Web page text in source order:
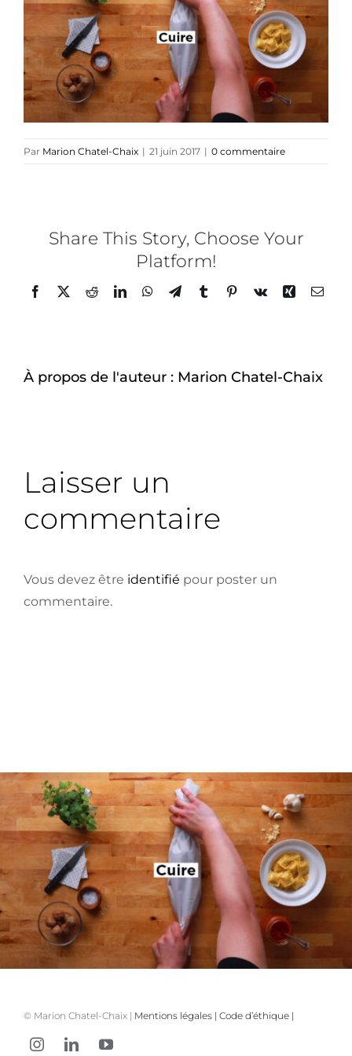
Collaborations
Direction créative
Références
Par Marion Chatel-Chaix | 21 juin 2017 | 0 commentaire
Share This Story, Choose Your
Platform!
Facebook
TwitterRedditLinkedInWhatsApp
TelegramTumblrPinterest
Vk Xing Email
À propos de l'auteur : Marion Chatel-Chaix
Laisser un
commentaire
Vous devez être identifié pour poster un
commentaire.
© Marion Chatel-Chaix | Mentions légales| Code d’éthique|